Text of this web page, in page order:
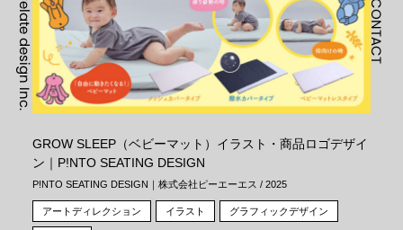
correlate design Inc. CONTACT
GROW SLEEP（ベビーマット）イラスト・商品ロゴデザイ
ン｜P!NTO SEATING DESIGN
P!NTO SEATING DESIGN｜株式会社ピーエーエス / 2025
アートディレクション イラスト グラフィックデザイン